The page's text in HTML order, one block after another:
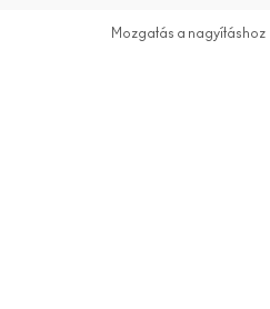
Mozgatás a nagyításhoz